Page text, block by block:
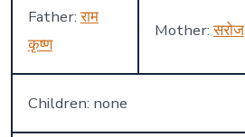
Father:राम
कृष्ण
Mother:सरोज
Children: none